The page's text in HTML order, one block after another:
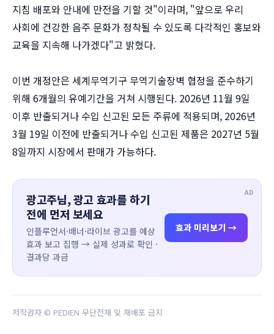
지침 배포와 안내에 만전을 기할 것"이라며, "앞으로 우리
사회에 건강한 음주 문화가 정착될 수 있도록 다각적인 홍보와
교육을 지속해 나가겠다"고 밝혔다.
이번 개정안은 세계무역기구 무역기술장벽 협정을 준수하기
위해 6개월의 유예기간을 거쳐 시행된다. 2026년 11월 9일
이후 반출되거나 수입 신고된 모든 주류에 적용되며, 2026년
3월 19일 이전에 반출되거나 수입 신고된 제품은 2027년 5월
8일까지 시장에서 판매가 가능하다.
AD
광고주님, 광고 효과를 하기
전에 먼저 보세요
인플루언서·배너·라이브 광고를 예상
효과 보고 집행 → 실제 성과로 확인 ·
결과당 과금
효과 미리보기 →
저작권자 © PEDIEN 무단전재 및 재배포 금지